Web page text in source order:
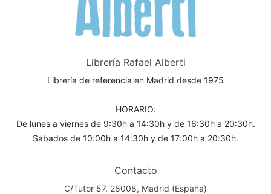
Librería Rafael Alberti
Librería de referencia en Madrid desde 1975
HORARIO:
De lunes a viernes de 9:30h a 14:30h y de 16:30h a 20:30h.
Sábados de 10:00h a 14:30h y de 17:00h a 20:30h.
Contacto
C/Tutor 57. 28008, Madrid (España)